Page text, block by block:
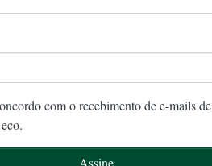
com o recebimento de e-mails de